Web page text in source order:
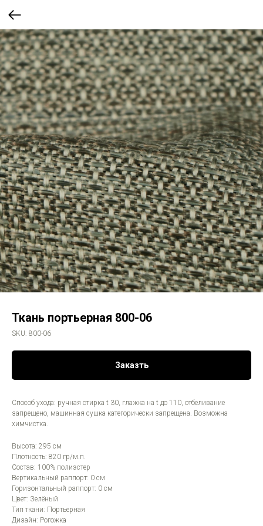
Ткань портьерная 800-06
SKU: 800-06
Заказть
Способ ухода: ручная стирка t 30, глажка на t до 110, отбеливание
запрещено, машинная сушка категорически запрещена. Возможна
химчистка.
Высота: 295 см
Плотность: 820 гр/м.п.
Состав: 100% полиэстер
Вертикальный раппорт: 0 см
Горизонтальный раппорт: 0 см
Цвет: Зелёный
Тип ткани: Портьерная
Дизайн: Рогожка